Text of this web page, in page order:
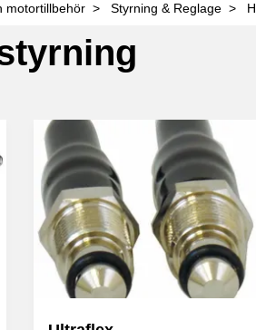
motortillbehör Styrning & Reglage